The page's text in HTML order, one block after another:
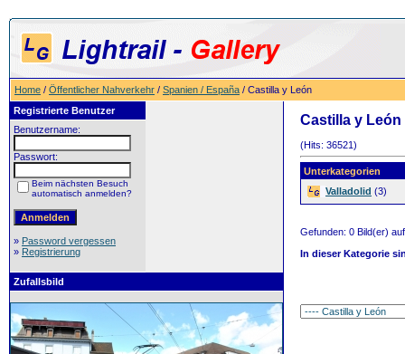
Home / Öffentlicher Nahverkehr / Spanien / España / Castilla y León
Registrierte Benutzer
Benutzername:
Passwort:
Beim nächsten Besuch
automatisch anmelden?
» Password vergessen
» Registrierung
Zufallsbild
Castilla y León
(Hits: 36521)
Unterkategorien
Valladolid (3)
Gefunden: 0 Bild(er)
In dieser Kategorie